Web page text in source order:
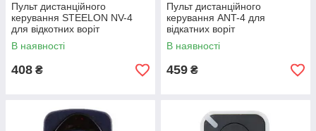
Пульт дистанційного
керування STEELON NV-4
для відкотних воріт
В наявності
408 ₴
Пульт дистанційного
керування ANT-4 для
відкатних воріт
В наявності
459 ₴